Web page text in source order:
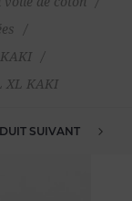
/
/
XL KAKI
SUIVANT